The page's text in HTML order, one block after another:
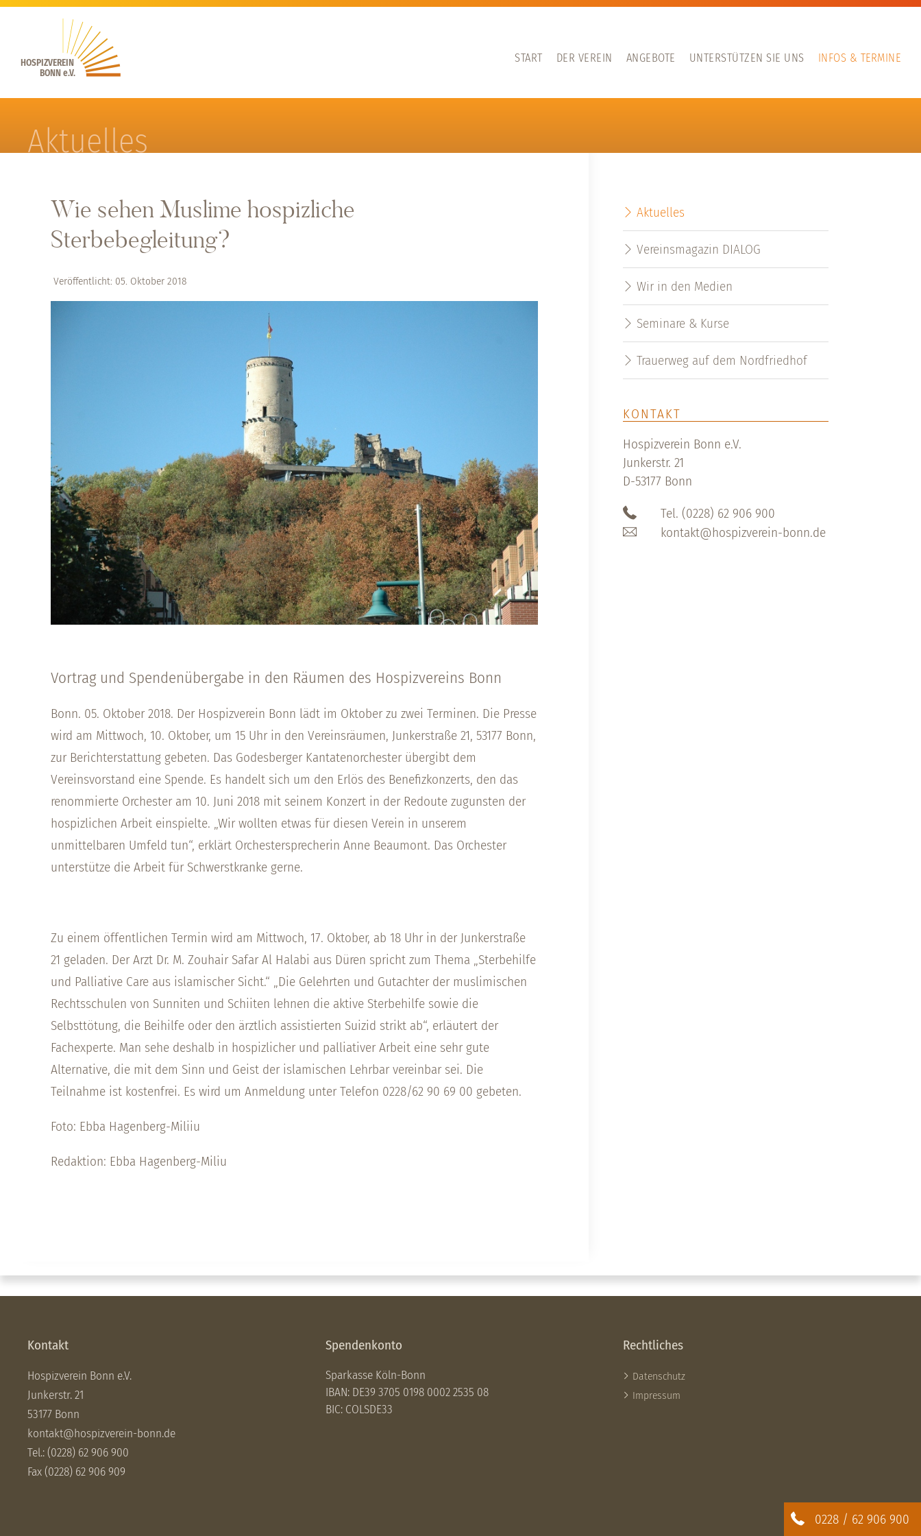
HOSPIZVEREIN
BONN e.V.
START DER VEREIN ANGEBOTE UNTERSTÜTZEN SIE UNS INFOS & TERMINE
Aktuelles
Wie sehen Muslime hospizliche
Sterbebegleitung?
Veröffentlicht: 05. Oktober 2018
Vortrag und Spendenübergabe in den Räumen des Hospizvereins Bonn
Bonn. 05. Oktober 2018. Der Hospizverein Bonn lädt im Oktober zu zwei Terminen. Die Presse
wird am Mittwoch, 10. Oktober, um 15 Uhr in den Vereinsräumen, Junkerstraße 21, 53177 Bonn,
zur Berichterstattung gebeten. Das Godesberger Kantatenorchester übergibt dem
Vereinsvorstand eine Spende. Es handelt sich um den Erlös des Benefizkonzerts, den das
renommierte Orchester am 10. Juni 2018 mit seinem Konzert in der Redoute zugunsten der
hospizlichen Arbeit einspielte. „Wir wollten etwas für diesen Verein in unserem
unmittelbaren Umfeld tun“, erklärt Orchestersprecherin Anne Beaumont. Das Orchester
unterstütze die Arbeit für Schwerstkranke gerne.
Zu einem öffentlichen Termin wird am Mittwoch, 17. Oktober, ab 18 Uhr in der Junkerstraße
21 geladen. Der Arzt Dr. M. Zouhair Safar Al Halabi aus Düren spricht zum Thema „Sterbehilfe
und Palliative Care aus islamischer Sicht.“ „Die Gelehrten und Gutachter der muslimischen
Rechtsschulen von Sunniten und Schiiten lehnen die aktive Sterbehilfe sowie die
Selbsttötung, die Beihilfe oder den ärztlich assistierten Suizid strikt ab“, erläutert der
Fachexperte. Man sehe deshalb in hospizlicher und palliativer Arbeit eine sehr gute
Alternative, die mit dem Sinn und Geist der islamischen Lehrbar vereinbar sei. Die
Teilnahme ist kostenfrei. Es wird um Anmeldung unter Telefon 0228/62 90 69 00 gebeten.
Foto: Ebba Hagenberg-Miliiu
Redaktion: Ebba Hagenberg-Miliu
Aktuelles
Vereinsmagazin DIALOG
Wir in den Medien
Seminare & Kurse
Trauerweg auf dem Nordfriedhof
KONTAKT
Hospizverein Bonn e.V.
Junkerstr. 21
D-53177 Bonn
Tel. (0228) 62 906 900
kontakt@hospizverein-bonn.de
Kontakt
Hospizverein Bonn e.V.
Junkerstr. 21
53177 Bonn
kontakt@hospizverein-bonn.de
Tel.: (0228) 62 906 900
Fax (0228) 62 906 909
Spendenkonto
Sparkasse Köln-Bonn
IBAN: DE39 3705 0198 0002 2535 08
BIC: COLSDE33
Rechtliches
Datenschutz
Impressum
0228 / 62 906 900